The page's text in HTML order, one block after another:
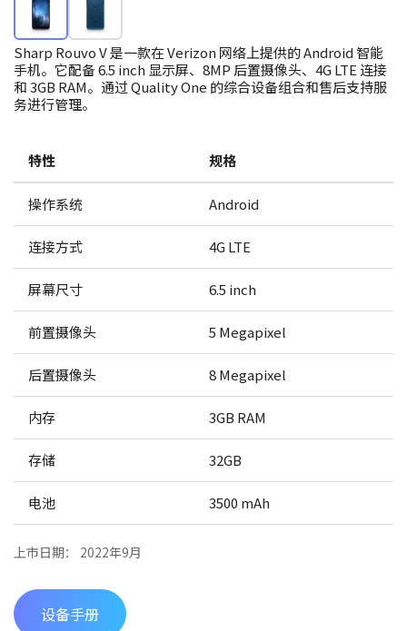
Sharp Rouvo V 是一款在 Verizon 网络上提供的 Android 智能
手机。它配备 6.5 inch 显示屏、8MP 后置摄像头、4G LTE 连接
和 3GB RAM。通过 Quality One 的综合设备组合和售后支持服
务进行管理。
特性 规格
操作系统 Android
连接方式 4G LTE
屏幕尺寸 6.5 inch
前置摄像头 5 Megapixel
后置摄像头 8 Megapixel
内存 3GB RAM
存储 32GB
电池 3500 mAh
上市日期： 2022年9月
设备手册